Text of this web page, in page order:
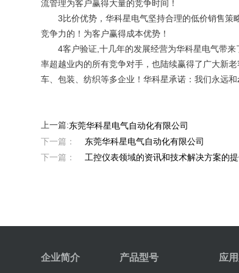
流管理为客户赢得大量的竞争时间！
3比价优势，华科星电气坚持合理的低价销售策
竞争力的！为客户赢得成本优势！
4客户验证,十几年的发展经营为华科星电气带来
率超越业内的所有竞争对手，也陆续赢得了广大新
车、包装、纺织等多企业！华科星承诺：我们永远和
上一篇:东莞华科星电气自动化有限公司
下一篇：
东莞华科星电气自动化有限公司
下一篇：
工控仪表领域的资讯和技术解决方案的
企业简介 产品型号 应